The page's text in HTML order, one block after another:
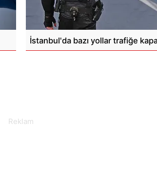
İstanbul'da bazı yollar trafiğe